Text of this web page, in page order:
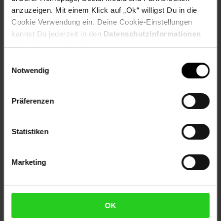
anzuzeigen. Mit einem Klick auf „Ok“ willigst Du in die
Cookie Verwendung ein. Deine Cookie-Einstellungen
kannst Du jederzeit in den Datenschutzinformationen
ändern bzw. widerrufen.
Notwendig
Präferenzen
Statistiken
Marketing
OK
Bewertungen
Netto Reisen TV-Shop Weinwelt